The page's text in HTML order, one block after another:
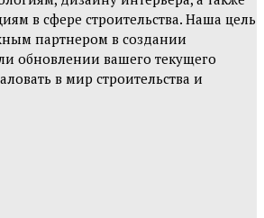
в сфере строительства. Наша цель
партнером в создании
обновлении вашего текущего
в мир строительства и